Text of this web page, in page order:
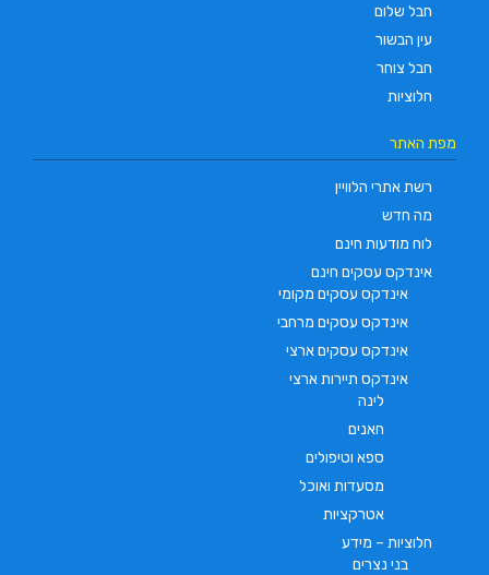
חבל שלום
עין הבשור
חבל צוחר
חלוציות
מפת האתר
רשת אתרי הלוויין
מה חדש
לוח מודעות חינם
אינדקס עסקים חינם
אינדקס עסקים מקומי
אינדקס עסקים מרחבי
אינדקס עסקים ארצי
אינדקס תיירות ארצי
לינה
חאנים
ספא וטיפולים
מסעדות ואוכל
אטרקציות
חלוציות – מידע
בני נצרים